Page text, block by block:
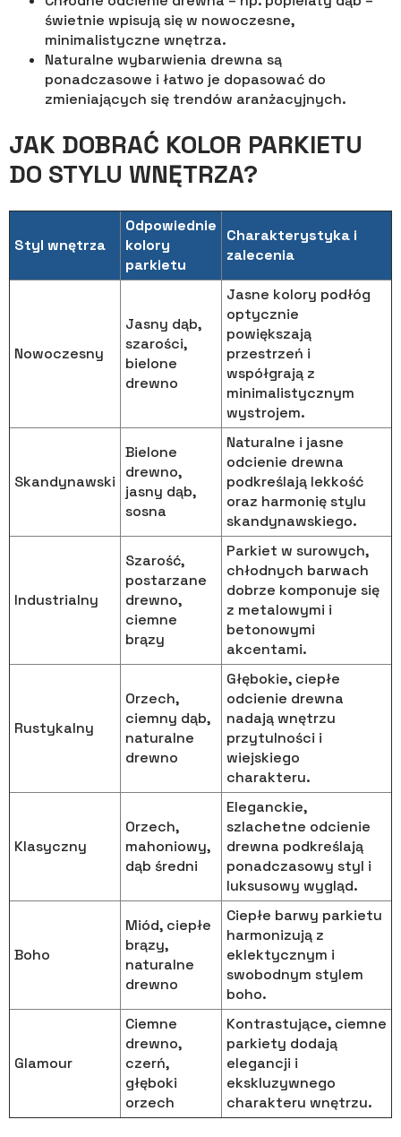
świetnie wpisują się w nowoczesne,
minimalistyczne wnętrza.
Naturalne wybarwienia drewna są
ponadczasowe i łatwo je dopasować do
zmieniających się trendów aranżacyjnych.
JAK DOBRAĆ KOLOR PARKIETU
DO STYLU WNĘTRZA?
Styl wnętrza
Odpowiednie
kolory
parkietu
Charakterystyka i
zalecenia
Nowoczesny
Jasny dąb,
szarości,
bielone
drewno
Jasne kolory podłóg
optycznie
powiększają
przestrzeń i
współgrają z
minimalistycznym
wystrojem.
Skandynawski
Bielone
drewno,
jasny dąb,
sosna
Naturalne i jasne
odcienie drewna
podkreślają lekkość
oraz harmonię stylu
skandynawskiego.
Industrialny
Szarość,
postarzane
drewno,
ciemne
brązy
Parkiet w surowych,
chłodnych barwach
dobrze komponuje się
z metalowymi i
betonowymi
akcentami.
Rustykalny
Orzech,
ciemny dąb,
naturalne
drewno
Głębokie, ciepłe
odcienie drewna
nadają wnętrzu
przytulności i
wiejskiego
charakteru.
Klasyczny
Orzech,
mahoniowy,
dąb średni
Eleganckie,
szlachetne odcienie
drewna podkreślają
ponadczasowy styl i
luksusowy wygląd.
Boho
Miód, ciepłe
brązy,
naturalne
drewno
Ciepłe barwy parkietu
harmonizują z
eklektycznym i
swobodnym stylem
boho.
Glamour
Ciemne
drewno,
czerń,
głęboki
orzech
Kontrastujące, ciemne
parkiety dodają
elegancji i
ekskluzywnego
charakteru wnętrzu.